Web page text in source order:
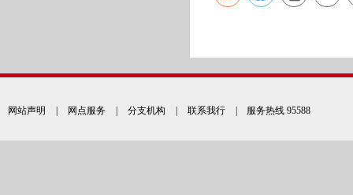
网站声明 网点服务 分支机构 联系我行 | 服务热线 95588